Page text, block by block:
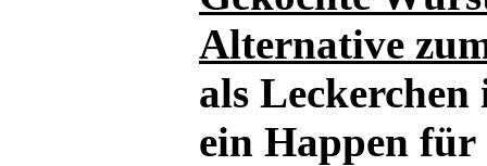
Alternative
als
ein Happen